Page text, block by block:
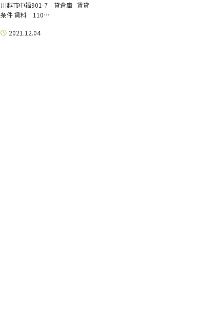
川越市中福901-7 貸倉庫 賃貸
条件 賃料 110……
2021.12.04